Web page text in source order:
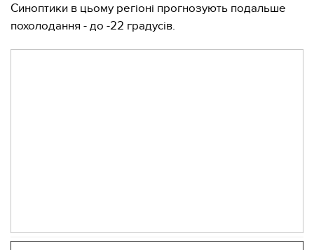
Синоптики в цьому регіоні прогнозують подальше
похолодання - до -22 градусів.